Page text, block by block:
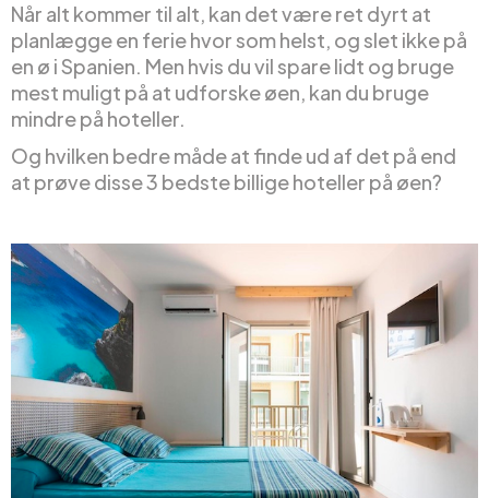
Når alt kommer til alt, kan det være ret dyrt at
planlægge en ferie hvor som helst, og slet ikke på
en ø i Spanien. Men hvis du vil spare lidt og bruge
mest muligt på at udforske øen, kan du bruge
mindre på hoteller.
Og hvilken bedre måde at finde ud af det på end
at prøve disse 3 bedste billige hoteller på øen?